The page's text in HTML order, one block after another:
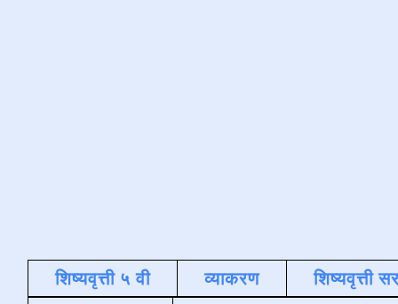
शिष्यवृत्ती ५ वी व्याकरण
शिष्यवृत्ती